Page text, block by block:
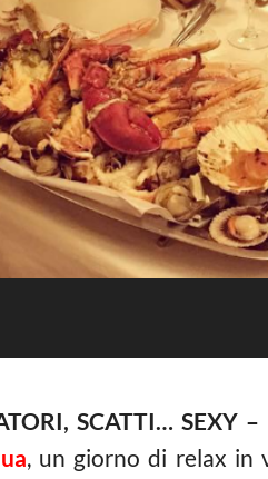
SCATTI… SEXY –
, un giorno di relax in